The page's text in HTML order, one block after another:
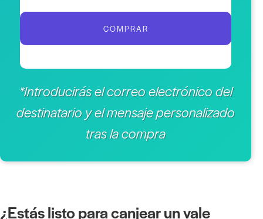
COMPRAR
*Introducirás el correo electrónico del
destinatario y el mensaje personalizado
tras la compra
¿Estás listo para canjear un vale